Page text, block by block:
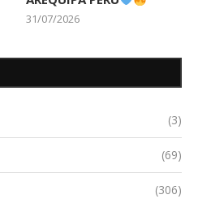
31/07/2026
(3)
(69)
(306)